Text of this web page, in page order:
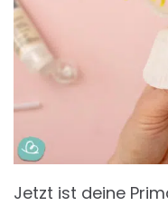
Jetzt ist deine